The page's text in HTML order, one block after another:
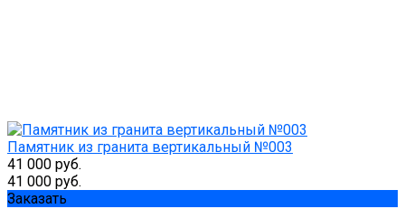
Памятник из гранита вертикальный №003
41 000 руб.
41 000 руб.
Заказать